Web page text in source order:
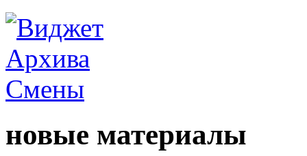
новые материалы